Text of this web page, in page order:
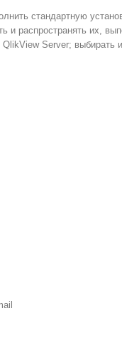
стандартную
и распространять их,
Server;